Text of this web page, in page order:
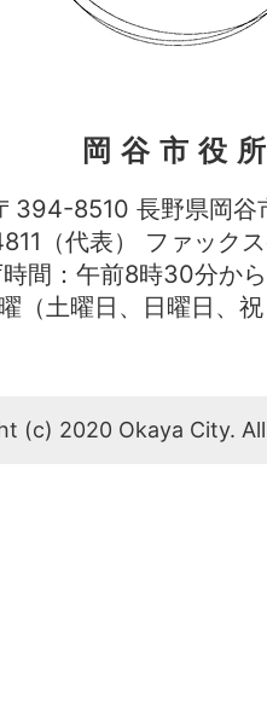
岡谷市役
394-8510 長野県岡谷
（代表） ファッ
間：午前8時30分か
（土曜日、日曜日、
(c) 2020 Okaya City.